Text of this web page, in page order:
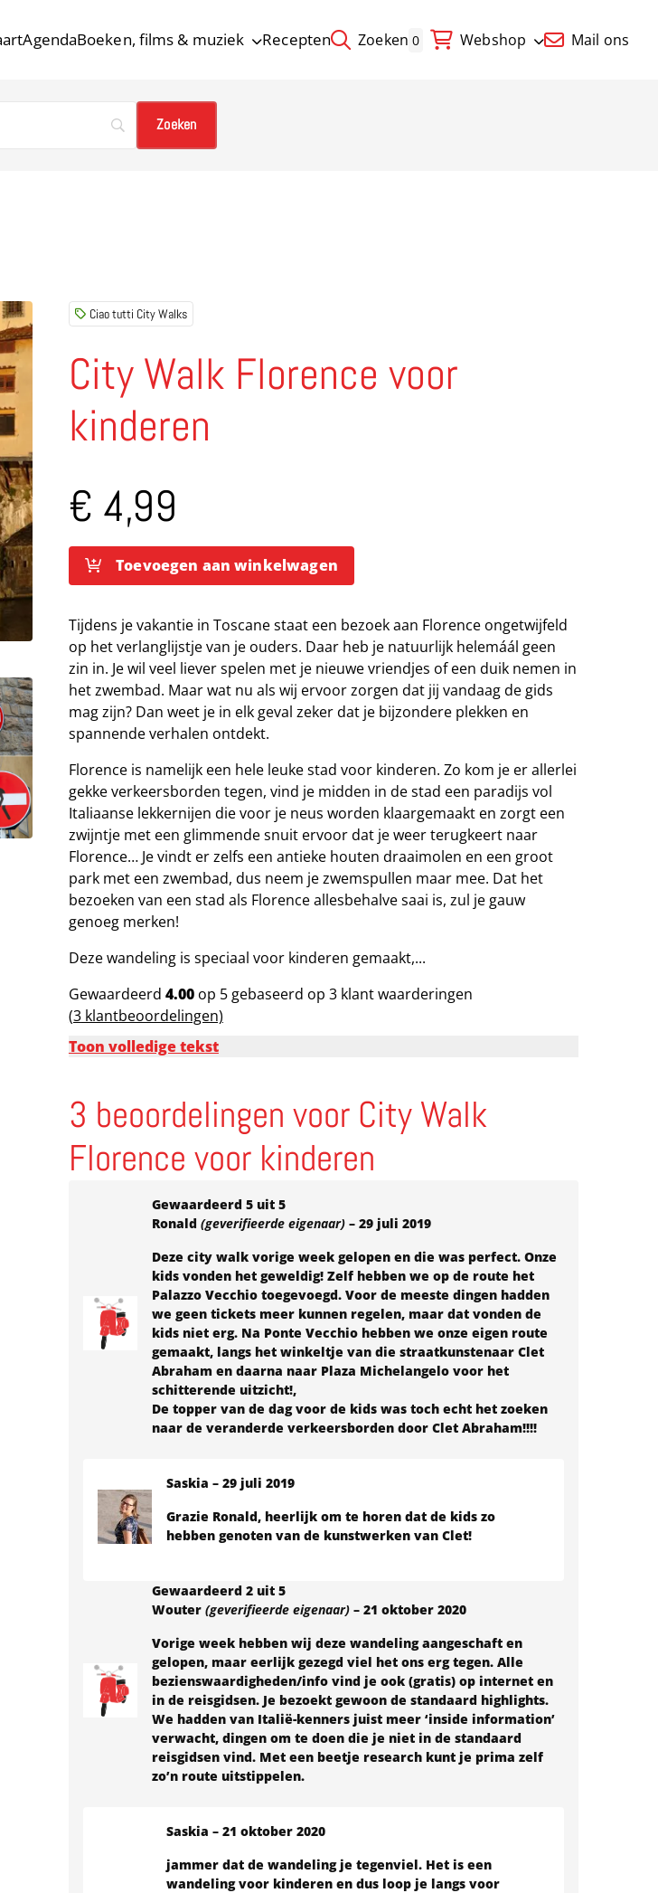
AgendaBoeken, films & muziek Recepten Zoeken 0 Webshop Mail ons
City Walk Florence voor
kinderen
Gewaardeerd 4.00op 5 gebaseerd op 3klant waarderingen
(3klantbeoordelingen)
€ 4,99
Ciao tutti City Walks
Tijdens je vakantie in Toscane staat een bezoek aan Florence ongetwijfeld
op het verlanglijstje van je ouders. Daar heb je natuurlijk helemáál geen
zin in. Je wil veel liever spelen met je nieuwe vriendjes of een duik nemen in
het zwembad. Maar wat nu als wij ervoor zorgen dat jij vandaag de gids
mag zijn? Dan weet je in elk geval zeker dat je bijzondere plekken en
spannende verhalen ontdekt.
Florence is namelijk een hele leuke stad voor kinderen. Zo kom je er allerlei
gekke verkeersborden tegen, vind je midden in de stad een paradijs vol
Italiaanse lekkernijen die voor je neus worden klaargemaakt en zorgt een
zwijntje met een glimmende snuit ervoor dat je weer terugkeert naar
Florence… Je vindt er zelfs een antieke houten draaimolen en een groot
park met een zwembad, dus neem je zwemspullen maar mee. Dat het
bezoeken van een stad als Florence allesbehalve saai is, zul je gauw
genoeg merken!
Deze wandeling is speciaal voor kinderen gemaakt,...
Toon volledige tekst
City
Florence
voor
kinderen
aantal
Toevoegen aan winkelwagen
3 beoordelingen voor City Walk
Florence voor kinderen
Gewaardeerd 5uit 5
Ronald (geverifieerde eigenaar) – 29 juli 2019
Deze city walk vorige week gelopen en die was perfect. Onze
kids vonden het geweldig! Zelf hebben we op de route het
Palazzo Vecchio toegevoegd. Voor de meeste dingen hadden
we geen tickets meer kunnen regelen, maar dat vonden de
kids niet erg. Na Ponte Vecchio hebben we onze eigen route
gemaakt, langs het winkeltje van die straatkunstenaar Clet
Abraham en daarna naar Plaza Michelangelo voor het
schitterende uitzicht!,
De topper van de dag voor de kids was toch echt het zoeken
naar de veranderde verkeersborden door Clet Abraham!!!!
Saskia – 29 juli 2019
Grazie Ronald, heerlijk om te horen dat de kids zo
hebben genoten van de kunstwerken van Clet!
Gewaardeerd 2uit 5
Wouter (geverifieerde eigenaar) – 21 oktober 2020
Vorige week hebben wij deze wandeling aangeschaft en
gelopen, maar eerlijk gezegd viel het ons erg tegen. Alle
bezienswaardigheden/info vind je ook (gratis) op internet en
in de reisgidsen. Je bezoekt gewoon de standaard highlights.
We hadden van Italië-kenners juist meer ‘inside information’
verwacht, dingen om te doen die je niet in de standaard
reisgidsen vind. Met een beetje research kunt je prima zelf
zo’n route uitstippelen.
Saskia – 21 oktober 2020
jammer dat de wandeling je tegenviel. Het is een
wandeling voor kinderen en dus loop je langs voor